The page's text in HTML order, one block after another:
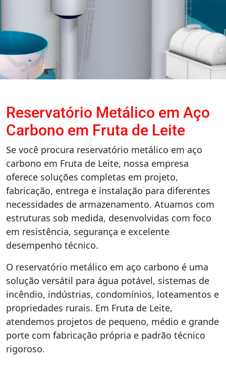
Reservatório Metálico em Aço
Carbono em Fruta de Leite
Se você procura reservatório metálico em aço
carbono em Fruta de Leite, nossa empresa
oferece soluções completas em projeto,
fabricação, entrega e instalação para diferentes
necessidades de armazenamento. Atuamos com
estruturas sob medida, desenvolvidas com foco
em resistência, segurança e excelente
desempenho técnico.
O reservatório metálico em aço carbono é uma
solução versátil para água potável, sistemas de
incêndio, indústrias, condomínios, loteamentos e
propriedades rurais. Em Fruta de Leite,
atendemos projetos de pequeno, médio e grande
porte com fabricação própria e padrão técnico
rigoroso.